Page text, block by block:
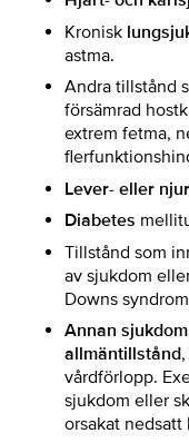
Kronisk
astma.
Andra tillstånd
försämrad
extrem fetma,
Lever- eller
Diabetes
Tillstånd som
av sjukdom
Downs
Annan
allmäntillstånd,
vårdförlopp.
sjukdom eller
orsakat nedsatt